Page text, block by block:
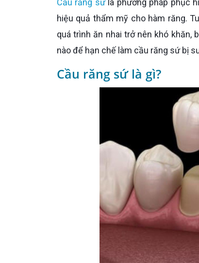
hiệu quả thẩm mỹ cho hàm răng.
quá trình ăn nhai trở nên khó khăn,
nào để hạn chế làm cầu răng sứ bị
Cầu răng sứ là gì?